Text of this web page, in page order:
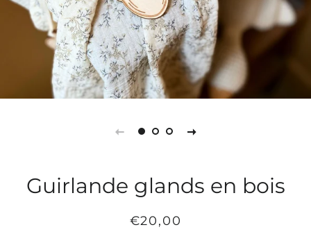
Guirlande glands en bois
Prix
Prix
€20,00